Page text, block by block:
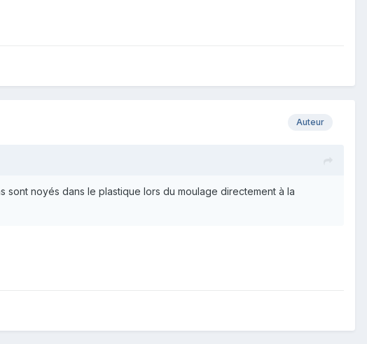
Auteur
sont noyés dans le plastique lors du moulage directement à la